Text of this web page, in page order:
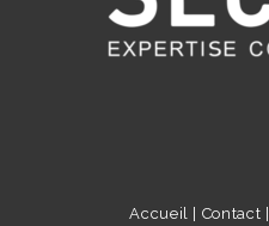
Accueil | Contact |